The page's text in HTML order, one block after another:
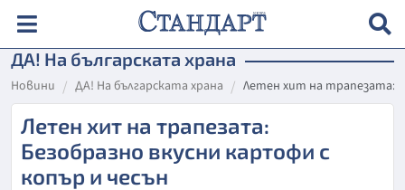
ДА! На българската храна
Новини ДА! На българската храна Летен хит на трапезата:
Летен хит на трапезата:
Безобразно вкусни картофи с
копър и чесън